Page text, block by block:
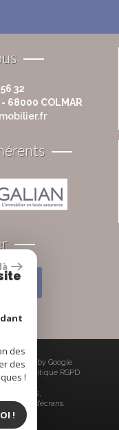
32
68000 COLMAR
powered by Google
- Politique RGPD
supports,
types d'écrans.
des
des
!
!